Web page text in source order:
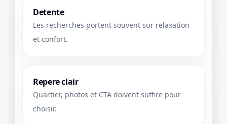
Detente
Les recherches portent souvent sur relaxation
et confort.
Repere clair
Quartier, photos et CTA doivent suffire pour
choisir.